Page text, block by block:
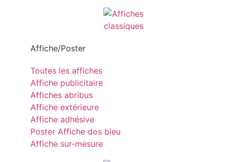
Affiche/Poster
Toutes les affiches
Affiche publicitaire
Affiches abribus
Affiche extérieure
Affiche adhésive
Poster Affiche dos bleu
Affiche sur-mesure